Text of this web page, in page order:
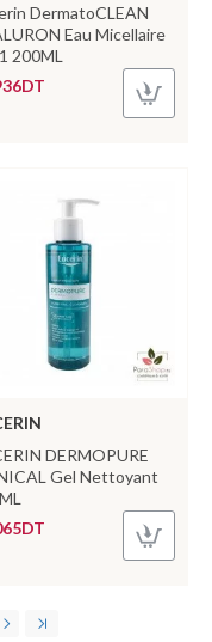
DermatoCLEAN
Eau Micellaire
200ML
DERMOPURE
Gel Nettoyant